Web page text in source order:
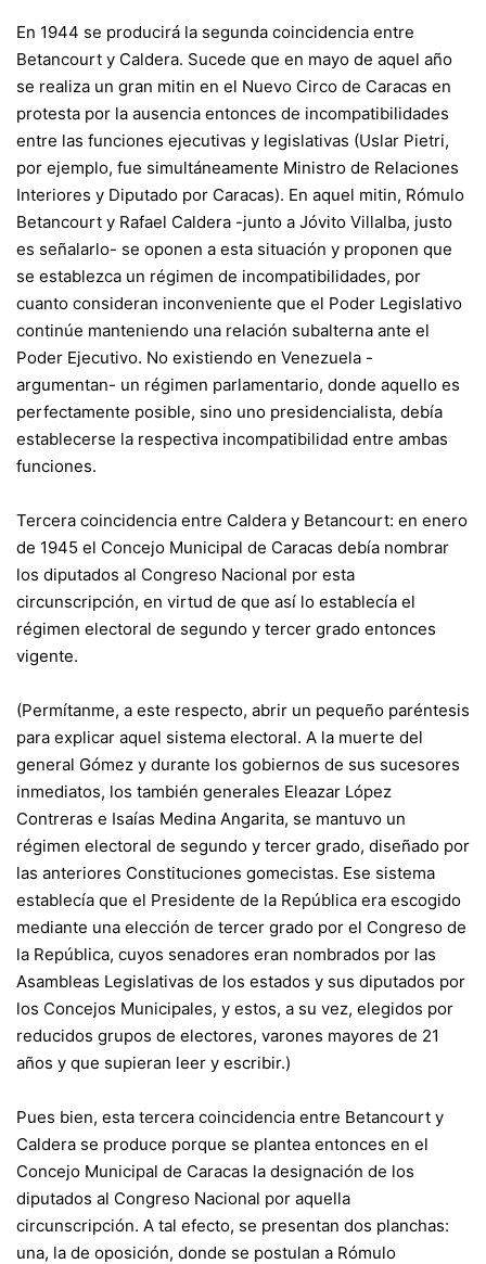
En 1944 se producirá la segunda coincidencia entre
Betancourt y Caldera. Sucede que en mayo de aquel año
se realiza un gran mitin en el Nuevo Circo de Caracas en
protesta por la ausencia entonces de incompatibilidades
entre las funciones ejecutivas y legislativas (Uslar Pietri,
por ejemplo, fue simultáneamente Ministro de Relaciones
Interiores y Diputado por Caracas). En aquel mitin, Rómulo
Betancourt y Rafael Caldera -junto a Jóvito Villalba, justo
es señalarlo- se oponen a esta situación y proponen que
se establezca un régimen de incompatibilidades, por
cuanto consideran inconveniente que el Poder Legislativo
continúe manteniendo una relación subalterna ante el
Poder Ejecutivo. No existiendo en Venezuela -
argumentan- un régimen parlamentario, donde aquello es
perfectamente posible, sino uno presidencialista, debía
establecerse la respectiva incompatibilidad entre ambas
funciones.
Tercera coincidencia entre Caldera y Betancourt: en enero
de 1945 el Concejo Municipal de Caracas debía nombrar
los diputados al Congreso Nacional por esta
circunscripción, en virtud de que así lo establecía el
régimen electoral de segundo y tercer grado entonces
vigente.
(Permítanme, a este respecto, abrir un pequeño paréntesis
para explicar aquel sistema electoral. A la muerte del
general Gómez y durante los gobiernos de sus sucesores
inmediatos, los también generales Eleazar López
Contreras e Isaías Medina Angarita, se mantuvo un
régimen electoral de segundo y tercer grado, diseñado por
las anteriores Constituciones gomecistas. Ese sistema
establecía que el Presidente de la República era escogido
mediante una elección de tercer grado por el Congreso de
la República, cuyos senadores eran nombrados por las
Asambleas Legislativas de los estados y sus diputados por
los Concejos Municipales, y estos, a su vez, elegidos por
reducidos grupos de electores, varones mayores de 21
años y que supieran leer y escribir.)
Pues bien, esta tercera coincidencia entre Betancourt y
Caldera se produce porque se plantea entonces en el
Concejo Municipal de Caracas la designación de los
diputados al Congreso Nacional por aquella
circunscripción. A tal efecto, se presentan dos planchas:
una, la de oposición, donde se postulan a Rómulo